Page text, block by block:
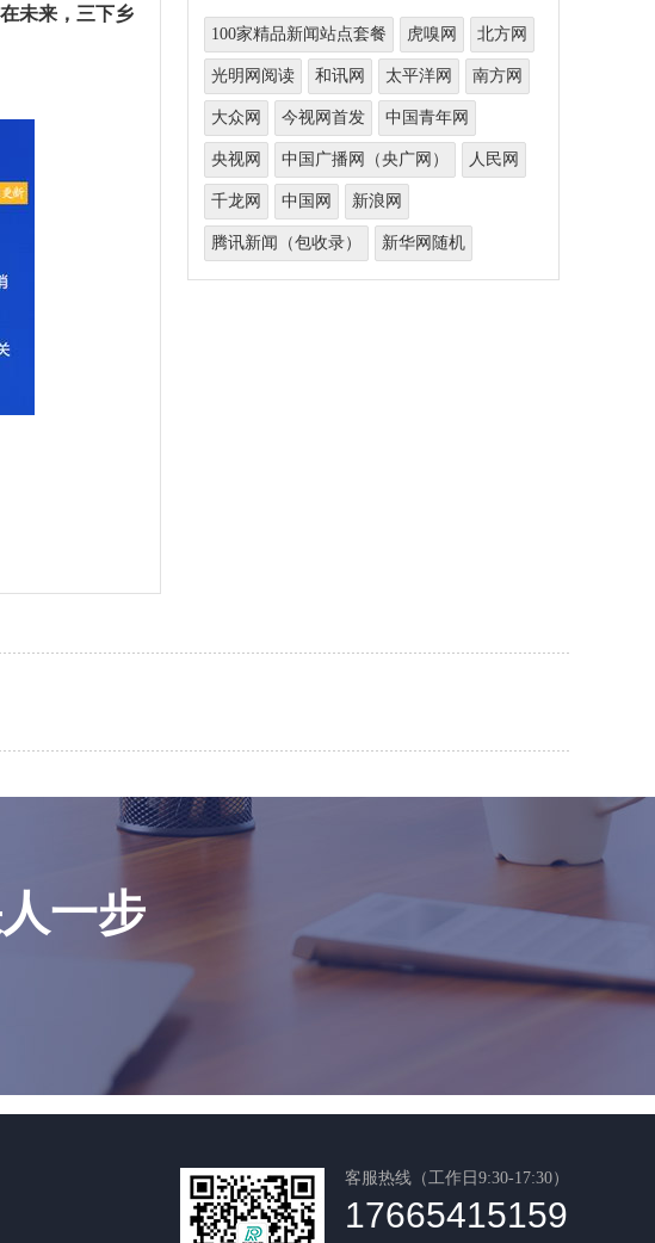
未来，三下乡
100家精品新闻站点套餐 虎嗅网 北方网
光明网阅读 和讯网 太平洋网 南方网
大众网 今视网首发 中国青年网
央视网 中国广播网（央广网） 人民网
千龙网 中国网 新浪网
腾讯新闻（包收录） 新华网随机
一步
客服热线（工作日9:30-17:30）
17665415159